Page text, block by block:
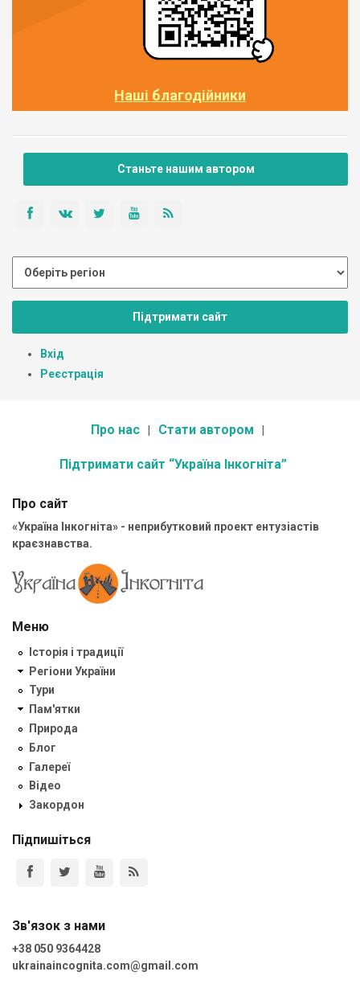
Наші благодійники
Станьте нашим автором
Підтримати сайт
Вхід
Реєстрація
Про нас Стати автором
Підтримати сайт “Україна Інкогніта”
Про сайт
«Україна Інкогніта» - неприбутковий проект ентузіастів
краєзнавства.
Меню
Історія і традиції
Регіони України
Тури
Пам'ятки
Природа
Блог
Галереї
Відео
Закордон
Підпишіться
Зв'язок з нами
+38 050 9364428
ukrainaincognita.com@gmail.com